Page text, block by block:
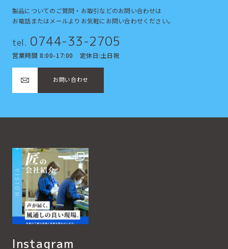
製品についてのご質問・お取引などのお問い合わせは
お電話またはメールよりお気軽にお問い合わせください。
tel. 0744-33-2705
営業時間 8:00-17:00 定休日:土日祝
お問い合わせ
Instagram